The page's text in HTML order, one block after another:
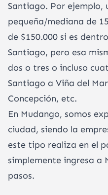
Santiago. Por ejemplo,
pequeña/mediana de
de $150.000 si es
Santiago, pero esa
dos o tres o incluso
Santiago a Viña del
Concepción, etc.
En Mudango, somos
ciudad, siendo la
este tipo realiza en el
simplemente ingresa a
pasos.